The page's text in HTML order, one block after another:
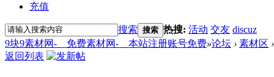
充值
搜索 搜索 热搜: 活动 交友 discuz
9块9素材网-＿免费素材网-＿本站注册账号免费»论坛 › 素材区 ›
返回列表